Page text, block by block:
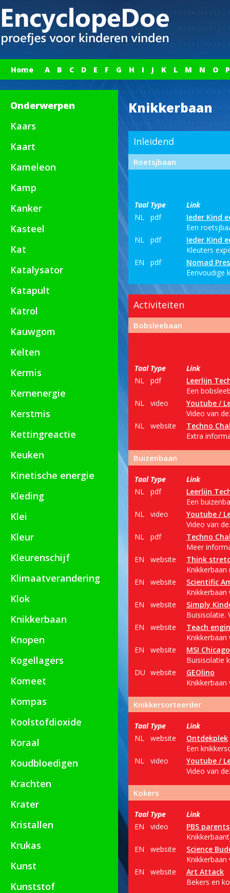
Home A B C D E F G H I J K L M N O P
Onderwerpen
Kaars
Kaart
Kameleon
Kamp
Kanker
Kasteel
Kat
Katalysator
Katapult
Katrol
Kauwgom
Kelten
Kermis
Kernenergie
Kerstmis
Kettingreactie
Keuken
Kinetische energie
Kleding
Klei
Kleur
Kleurenschijf
Klimaatverandering
Klok
Knikkerbaan
Knopen
Kogellagers
Komeet
Kompas
Koolstofdioxide
Koraal
Koudbloedigen
Krachten
Krater
Kristallen
Krukas
Kunst
Kunststof
Knikkerbaan
Inleidend
Roetsjbaan
Taal Type
Link
NL
pdf
Ieder Kind
Een
NL
pdf
Ieder Kind
Kleuters
EN
pdf
Nomad
Eenvoudige
Activiteiten
Bobsleebaan
Taal Type
Link
NL
pdf
Leerlijn
Een
NL
video
Youtube /
Video van
NL
website
Techno
Extra
Buizenbaan
Taal Type
Link
NL
pdf
Leerlijn
Een
NL
video
Youtube /
Video van
NL
pdf
Techno
Meer
EN
website
Think
EN
website
Scientific
EN
website
Simply
Buisisolatie.
EN
website
Teach
EN
website
MSI Chicago
Buisisolatie
DU website
GEOlino
Knikkersorteerder
Taal Type
Link
NL
website
Ontdekplek
Een
NL
video
Youtube /
Video van
Kokers
Taal Type
Link
EN
video
PBS parents
EN
website
Science
EN
website
Art Attack
Bekers en